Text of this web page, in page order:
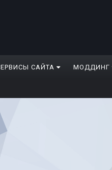
САЙТА МОДДИНГ